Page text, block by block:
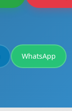
WhatsApp